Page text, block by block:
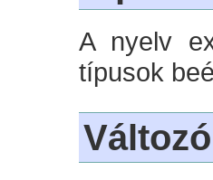
A nyelv
típusok